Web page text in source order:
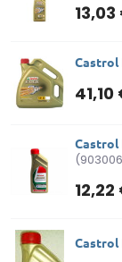
Castrol
41,10
Castrol
12,22
Castrol